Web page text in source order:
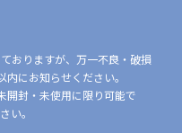
おりますが、万一不良・破損
にお知らせください。
開封・未使用に限り可能で
い。